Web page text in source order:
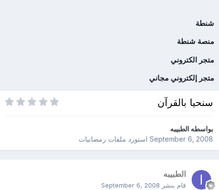
شنطة
منصة شنطة
متجر الكتروني
متجر إلكتروني مجاني
سنحيا بالقرآن
بواسطهالطبيبه
September 6, 2008استورد ملفات رمضانيات
الطبيبه
قام بنشر September 6, 2008